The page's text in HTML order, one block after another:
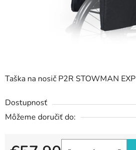
Taška na nosič P2R STOWMAN EXP
Dostupnosť
Môžeme doručiť do: